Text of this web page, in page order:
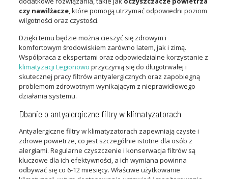
czy nawilżacze, które pomogą utrzymać odpowiedni poziom
wilgotności oraz czystości.
Dzięki temu będzie można cieszyć się zdrowym i
komfortowym środowiskiem zarówno latem, jak i zimą.
Współpraca z ekspertami oraz odpowiedzialne korzystanie z
klimatyzacji Legionowo przyczynią się do długotrwałej i
skutecznej pracy filtrów antyalergicznych oraz zapobiegną
problemom zdrowotnym wynikającym z nieprawidłowego
działania systemu.
Dbanie o antyalergiczne filtry w klimatyzatorach
Antyalergiczne filtry w klimatyzatorach zapewniają czyste i
zdrowe powietrze, co jest szczególnie istotne dla osób z
alergiami. Regularne czyszczenie i konserwacja filtrów są
kluczowe dla ich efektywności, a ich wymiana powinna
odbywać się co 6-12 miesięcy. Właściwe użytkowanie